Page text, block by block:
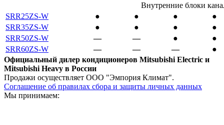
Внутренние блоки
SRR25ZS-W
● ● ●
●
SRR35ZS-W
● ● ●
●
SRR50ZS-W
― ― ●
●
SRR60ZS-W
― ― ―
●
Официальный дилер кондиционеров Mitsubishi Electric и
Mitsubishi Heavy в России
Продажи осуществляет ООО "Эмпория Климат".
Соглашение об правилах сбора и защиты личных данных
Мы принимаем: